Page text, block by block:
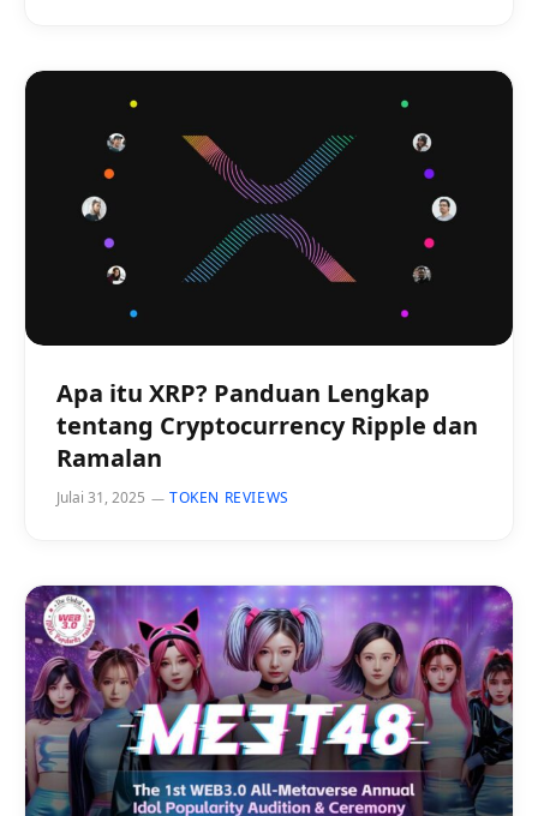
Apa itu XRP? Panduan Lengkap
tentang Cryptocurrency Ripple dan
Ramalan
Julai 31, 2025 TOKEN REVIEWS